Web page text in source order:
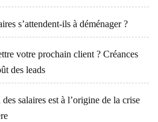
s’attendent-ils à déménager ?
votre prochain client ? Créances
des leads
salaires est à l’origine de la crise